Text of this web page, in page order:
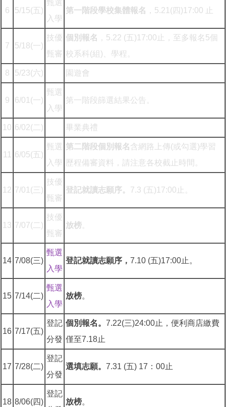
6 5/15(五)
甄選
入學
第一階段學校集體報名 ，5.21(四)17:00 止
7 5/18(一)
技優
甄審
個別報名 ，5.22 (五)17:00止，至多報名5個
校系科(組)、學程。
8 5/23(六) 園遊會
9 6/01(一)
甄選
入學
第一階段篩選結果公告。
10 6/02(二) 畢業典禮
11 6/05(五)
甄選
入學
第二階段個別報名含網路上傳(或勾選)學習
歷程備審資料，請注意各校截止時間。
12 7/01(三)
技優
甄審
登記就讀志願序。 7.3 (五)17:00止。
13 7/07(二)
技優
甄審
放榜
14 7/08(三)
甄選
入學
登記就讀志願序， 7.10 (五)17:00止。
15 7/14(二)
甄選
入學
放榜。
16 7/17(五)
登記
分發
個別報名。 7.22(三)24:00止，便利商店繳費
僅至7.18止
17 7/28(二)
登記
分發
選填志願。 7.31 (五) 17：00止
18 8/06(四)
登記
放榜。